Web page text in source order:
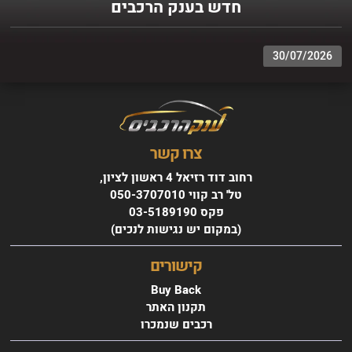
רובר R ROVER
חדש בענק הרכבים
30/07/2026
צרו קשר
רחוב דוד רזיאל 4 ראשון לציון,
טל' רב קווי 050-3707010
פקס 03-5189190
(במקום יש נגישות לנכים)
קישורים
Buy Back
תקנון האתר
רכבים שנמכרו